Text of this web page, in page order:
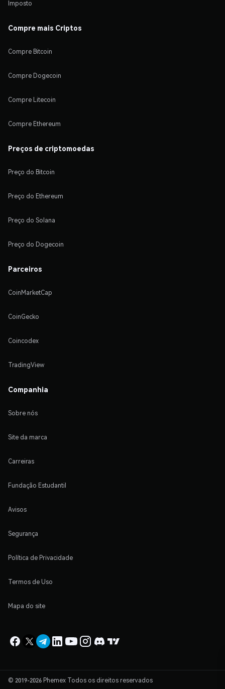
Imposto
Compre mais Criptos
Compre Bitcoin
Compre Dogecoin
Compre Litecoin
Compre Ethereum
Preços de criptomoedas
Preço do Bitcoin
Preço do Ethereum
Preço do Solana
Preço do Dogecoin
Parceiros
CoinMarketCap
CoinGecko
Coincodex
TradingView
Companhia
Sobre nós
Site da marca
Carreiras
Fundação Estudantil
Avisos
Segurança
Política de Privacidade
Termos de Uso
Mapa do site
© 2019-2026 Phemex Todos os direitos reservados